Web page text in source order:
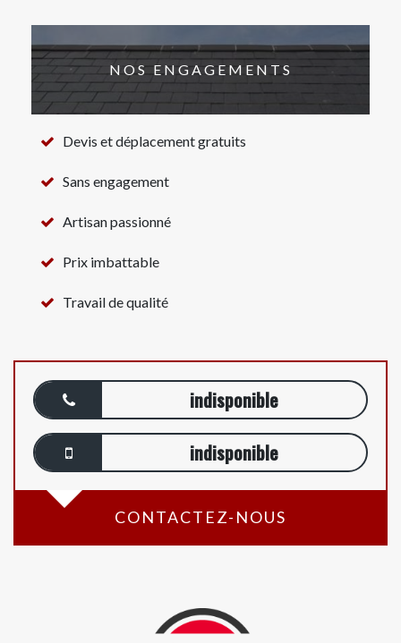
NOS ENGAGEMENTS
Devis et déplacement gratuits
Sans engagement
Artisan passionné
Prix imbattable
Travail de qualité
indisponible
indisponible
CONTACTEZ-NOUS